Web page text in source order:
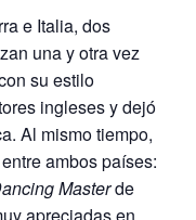
e Italia, dos
una y otra vez
su estilo
ingleses y dejó
Al mismo tiempo,
ambos países:
Masterde